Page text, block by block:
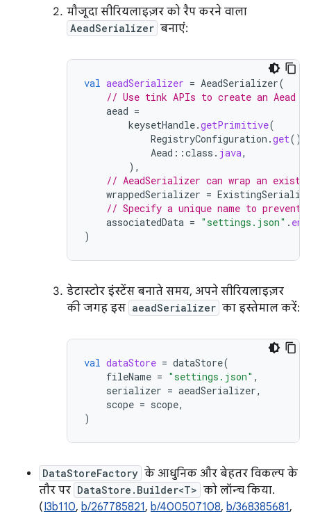
मौजूदा सीरियलाइज़र को रैप करने वाला
AeadSerializer बनाएं:
val aeadSerializer = AeadSerializer(
// Use tink APIs to create an Aead
aead =
keysetHandle.getPrimitive(
RegistryConfiguration .get(),
Aead ::class . java,
),
// AeadSerializer can wrap an
wrappedSerializer =
// Specify a unique name to prevent
associatedData = "settings.json" .
)
डेटास्टोर इंस्टेंस बनाते समय, अपने सीरियलाइज़र
की जगह इस aeadSerializer का इस्तेमाल करें:
val dataStore = dataStore(
fileName = "settings.json" ,
serializer = aeadSerializer,
scope = scope,
)
DataStoreFactory के आधुनिक और बेहतर विकल्प के
तौर पर DataStore.Builder<T> को लॉन्च किया.
(I3b110, b/267785821, b/400507108, b/368385681,